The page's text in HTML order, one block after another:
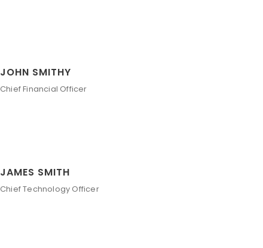
JOHN SMITHY
Chief Financial Officer
JAMES SMITH
Chief Technology Officer